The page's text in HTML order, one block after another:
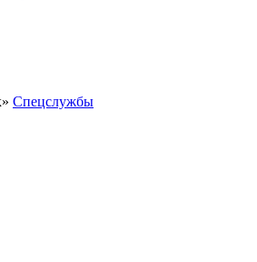
Спецслужбы